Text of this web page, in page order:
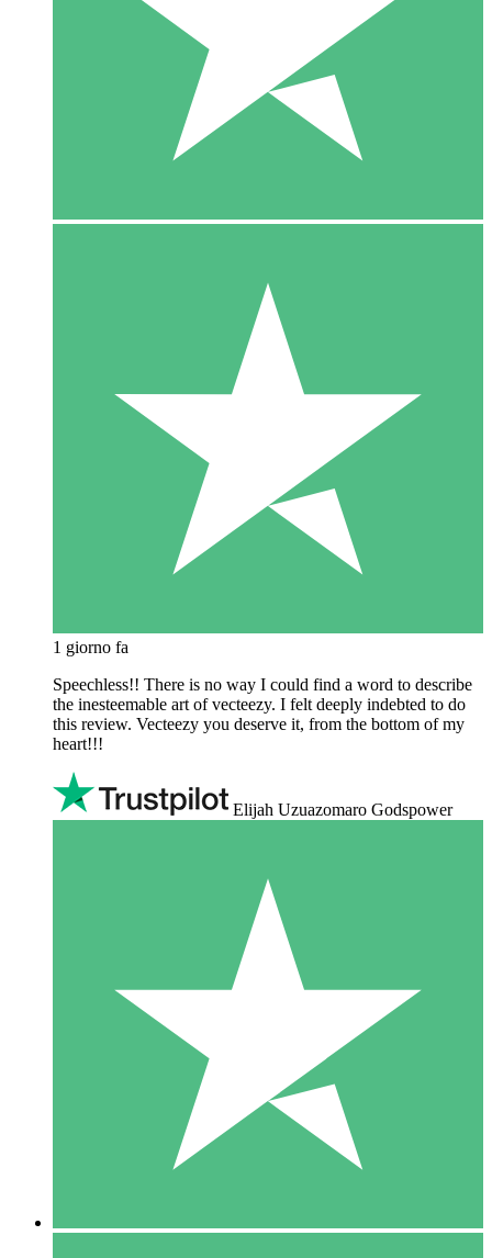
1 giorno fa
Speechless!! There is no way I could find a word to describe
the inesteemable art of vecteezy. I felt deeply indebted to do
this review. Vecteezy you deserve it, from the bottom of my
heart!!!
Elijah Uzuazomaro Godspower